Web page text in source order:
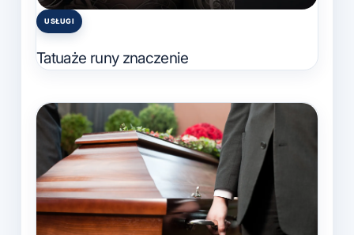
Posted
USŁUGI
Tatuaże runy znaczenie